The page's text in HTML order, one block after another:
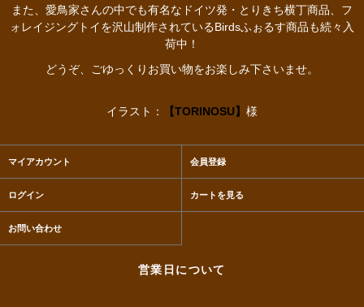
また、愛鳥家さんの中でも有名なドイツ発・とりきち横丁商品、フ
ォレイジングトイを沢山制作されているBirdsふぉるす商品も続々入
荷中！
どうぞ、ごゆっくりお買い物をお楽しみ下さいませ。
イラスト： 【TORINOSU】 様
マイアカウント 会員登録
ログイン カートを見る
お問い合わせ
営業日について